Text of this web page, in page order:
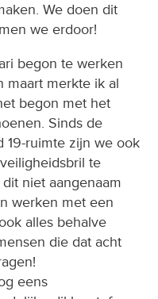
We doen dit
we erdoor!
begon te werken
maart merkte ik al
begon met het
Sinds de
19-ruimte zijn we ook
te
niet aangenaam
werken met een
alles behalve
die dat acht
eens